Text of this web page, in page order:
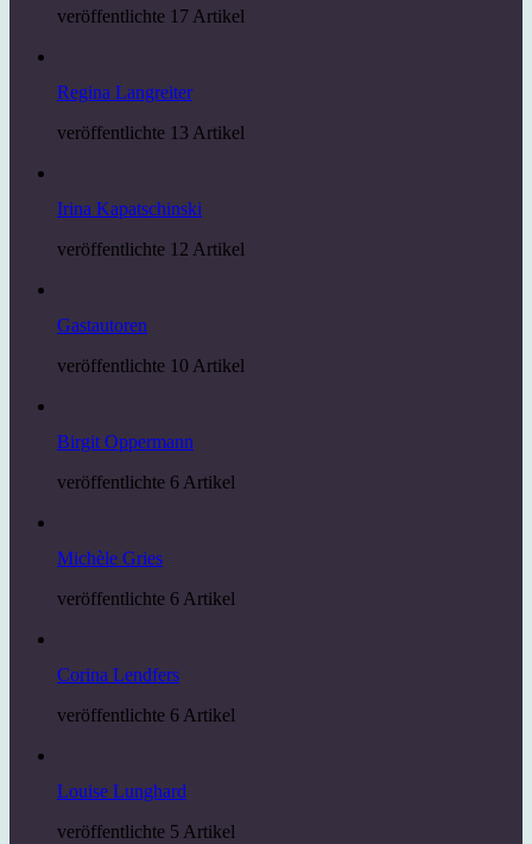
veröffentlichte 17 Artikel
Regina Langreiter
veröffentlichte 13 Artikel
Irina Kapatschinski
veröffentlichte 12 Artikel
Gastautoren
veröffentlichte 10 Artikel
Birgit Oppermann
veröffentlichte 6 Artikel
Michèle Gries
veröffentlichte 6 Artikel
Corina Lendfers
veröffentlichte 6 Artikel
Louise Lunghard
veröffentlichte 5 Artikel